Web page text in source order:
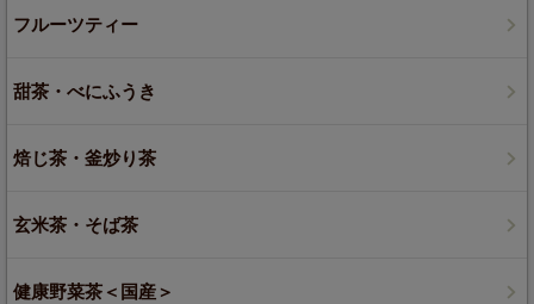
フルーツティー
甜茶・べにふうき
焙じ茶・釜炒り茶
玄米茶・そば茶
健康野菜茶＜国産＞